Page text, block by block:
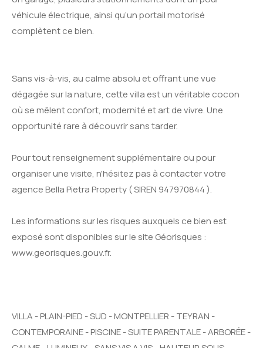
véhicule électrique, ainsi qu’un portail motorisé
complètent ce bien.
Sans vis-à-vis, au calme absolu et offrant une vue
dégagée sur la nature, cette villa est un véritable cocon
où se mêlent confort, modernité et art de vivre. Une
opportunité rare à découvrir sans tarder.
Pour tout renseignement supplémentaire ou pour
organiser une visite, n'hésitez pas à contacter votre
agence Bella Pietra Property ( SIREN 947970844 ).
Les informations sur les risques auxquels ce bien est
exposé sont disponibles sur le site Géorisques :
www.georisques.gouv.fr.
VILLA - PLAIN-PIED - SUD - MONTPELLIER - TEYRAN -
CONTEMPORAINE - PISCINE - SUITE PARENTALE - ARBORÉE -